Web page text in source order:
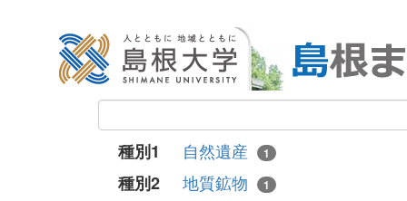
種別1 自然遺産 1
種別2 地質鉱物 1